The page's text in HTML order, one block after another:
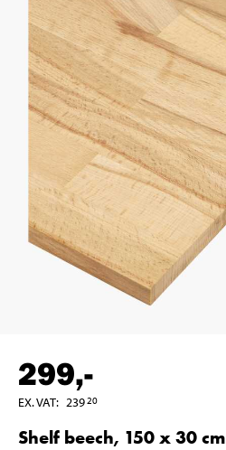
299,-
EX. VAT: 23920
Shelf beech, 150 x 30 cm